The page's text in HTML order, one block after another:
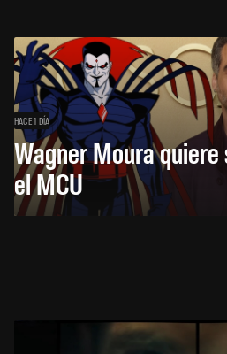
HACE 1 DÍA
Wagner Moura
el MCU